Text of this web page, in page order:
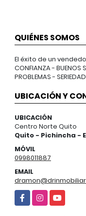
QUIÉNES SOMOS
El éxito de un
CONFIANZA - BUENOS
PROBLEMAS -
UBICACIÓN Y
UBICACIÓN
Centro Norte Quito
Quito - Pichincha -
MÓVIL
0998011887
EMAIL
FacebookInstagram
YouTube